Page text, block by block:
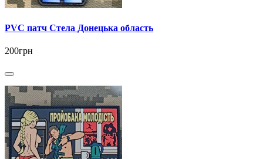
PVC патч Стела Донецька область
200грн